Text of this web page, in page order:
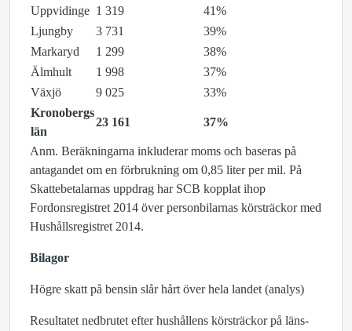
Uppvidinge 1 319
41%
Ljungby
3 731
39%
Markaryd
1 299
38%
Älmhult
1 998
37%
Växjö
9 025
33%
Kronobergs
län
23 161 37%
Anm. Beräkningarna inkluderar moms och baseras på
antagandet om en förbrukning om 0,85 liter per mil. På
Skattebetalarnas uppdrag har SCB kopplat ihop
Fordonsregistret 2014 över personbilarnas körsträckor med
Hushållsregistret 2014.
Bilagor
Högre skatt på bensin slår hårt över hela landet (analys)
Resultatet nedbrutet efter hushållens körsträckor på läns-